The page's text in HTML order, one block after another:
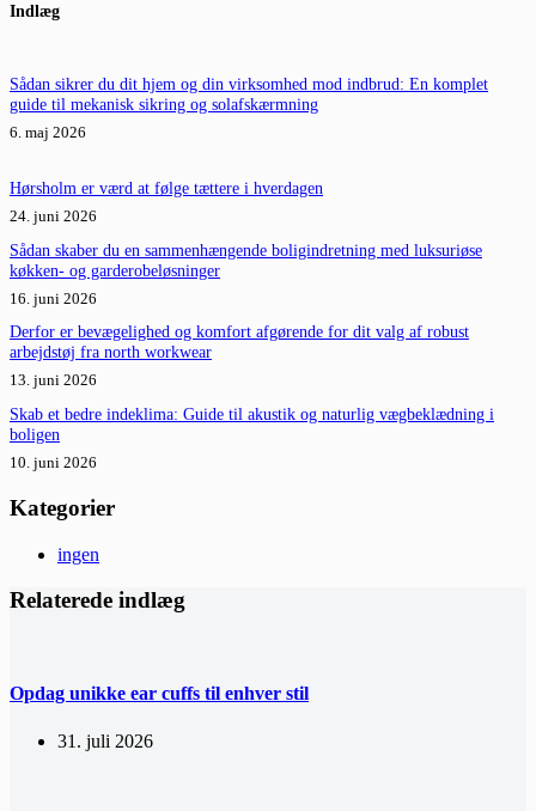
resultater
Indlæg
Sådan sikrer du dit hjem og din virksomhed mod indbrud: En komplet
guide til mekanisk sikring og solafskærmning
6. maj 2026
Hørsholm er værd at følge tættere i hverdagen
24. juni 2026
Sådan skaber du en sammenhængende boligindretning med luksuriøse
køkken- og garderobeløsninger
16. juni 2026
Derfor er bevægelighed og komfort afgørende for dit valg af robust
arbejdstøj fra north workwear
13. juni 2026
Skab et bedre indeklima: Guide til akustik og naturlig vægbeklædning i
boligen
10. juni 2026
Kategorier
ingen
Relaterede indlæg
Opdag unikke ear cuffs til enhver stil
31. juli 2026